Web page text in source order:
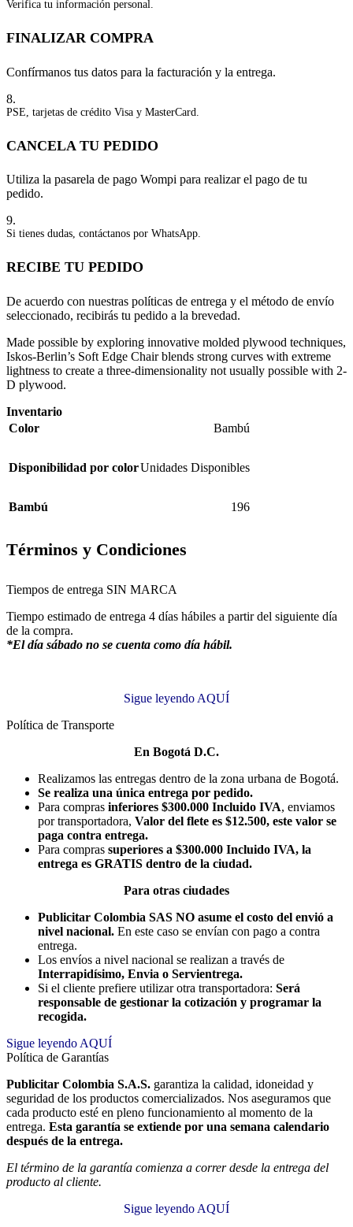
Verifica tu información personal.
FINALIZAR COMPRA
Confírmanos tus datos para la facturación y la entrega.
8.
PSE, tarjetas de crédito Visa y MasterCard.
CANCELA TU PEDIDO
Utiliza la pasarela de pago Wompi para realizar el pago de tu
pedido.
9.
Si tienes dudas, contáctanos por WhatsApp.
RECIBE TU PEDIDO
De acuerdo con nuestras políticas de entrega y el método de envío
seleccionado, recibirás tu pedido a la brevedad.
Made possible by exploring innovative molded plywood techniques,
Iskos-Berlin’s Soft Edge Chair blends strong curves with extreme
lightness to create a three-dimensionality not usually possible with 2-
D plywood.
Inventario
Color
Bambú
Disponibilidad por colorUnidades Disponibles
Bambú 196
Términos y Condiciones
Tiempos de entrega SIN MARCA
Tiempo estimado de entrega 4 días hábiles a partir del siguiente día
de la compra.
*El día sábado no se cuenta como día hábil.
Sigue leyendo AQUÍ
Política de Transporte
En Bogotá D.C.
Realizamos las entregas dentro de la zona urbana de Bogotá.
Se realiza una única entrega por pedido.
Para compras inferiores $300.000 Incluido IVA, enviamos
por transportadora, Valor del flete es $12.500, este valor se
paga contra entrega.
Para compras superiores a $300.000 Incluido IVA, la
entrega es GRATIS dentro de la ciudad.
Para otras ciudades
Publicitar Colombia SAS NO asume el costo del envió a
nivel nacional. En este caso se envían con pago a contra
entrega.
Los envíos a nivel nacional se realizan a través de
Interrapidísimo, Envia o Servientrega.
Si el cliente prefiere utilizar otra transportadora: Será
responsable de gestionar la cotización y programar la
recogida.
Sigue leyendo AQUÍ
Política de Garantías
Publicitar Colombia S.A.S. garantiza la calidad, idoneidad y
seguridad de los productos comercializados. Nos aseguramos que
cada producto esté en pleno funcionamiento al momento de la
entrega. Esta garantía se extiende por una semana calendario
después de la entrega.
El término de la garantía comienza a correr desde la entrega del
producto al cliente.
Sigue leyendo AQUÍ